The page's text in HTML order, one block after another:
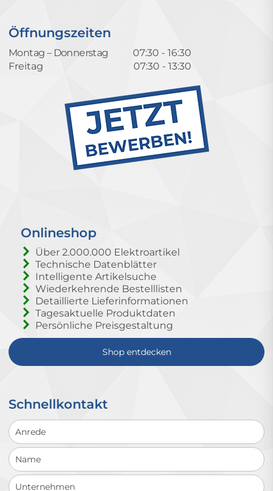
Öffnungszeiten
Montag – Donnerstag
07:30 - 16:30
Freitag
07:30 - 13:30
Onlineshop
Über 2.000.000 Elektroartikel
Technische Datenblätter
Intelligente Artikelsuche
Wiederkehrende Bestelllisten
Detaillierte Lieferinformationen
Tagesaktuelle Produktdaten
Persönliche Preisgestaltung
Shop entdecken
Schnellkontakt
Schnellkontakt